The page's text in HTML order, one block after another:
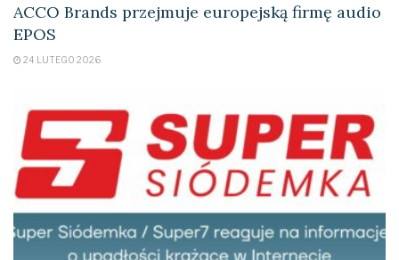
ACCO Brands przejmuje europejską firmę audio
EPOS
24 LUTEGO 2026